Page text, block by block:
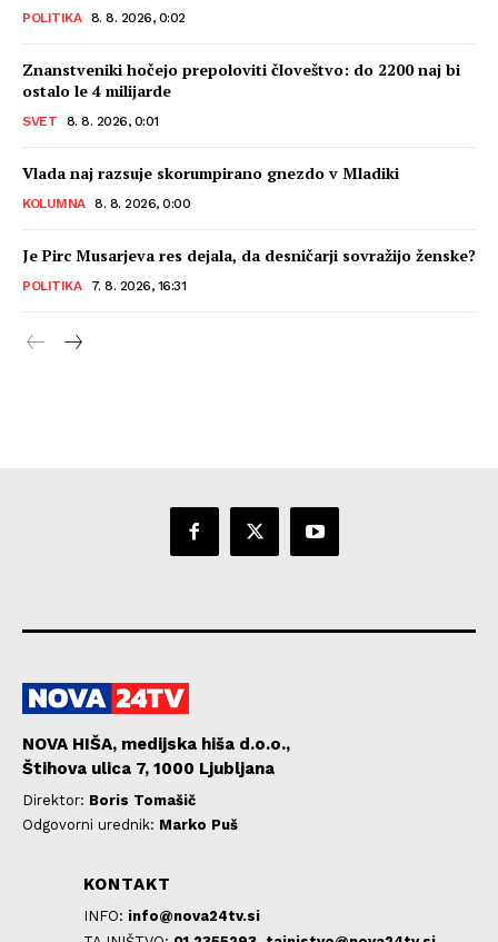
POLITIKA 8. 8. 2026, 0:02
Znanstveniki hočejo prepoloviti človeštvo: do 2200 naj bi
ostalo le 4 milijarde
SVET 8. 8. 2026, 0:01
Vlada naj razsuje skorumpirano gnezdo v Mladiki
KOLUMNA 8. 8. 2026, 0:00
Je Pirc Musarjeva res dejala, da desničarji sovražijo ženske?
POLITIKA 7. 8. 2026, 16:31
NOVA HIŠA, medijska hiša d.o.o.,
Štihova ulica 7, 1000 Ljubljana
Direktor: Boris Tomašič
Odgovorni urednik: Marko Puš
KONTAKT
INFO: info@nova24tv.si